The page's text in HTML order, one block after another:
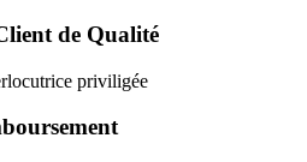
de Qualité
priviligée